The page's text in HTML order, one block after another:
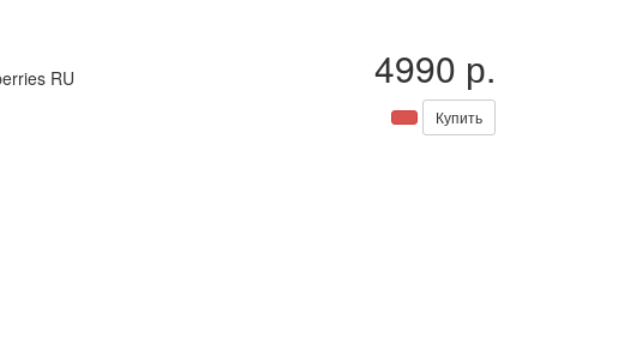
RU 4990 р.
Купить